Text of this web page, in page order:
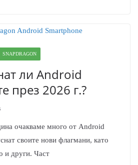
SNAPDRAGON
ли Android
през 2026 г.?
очакваме много от Android
своите нови флагмани, като
и други. Част